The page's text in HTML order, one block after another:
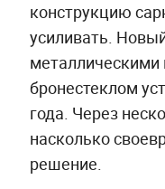
конструкцию
усиливать.
металлическими
бронестеклом
года. Через
насколько
решение.